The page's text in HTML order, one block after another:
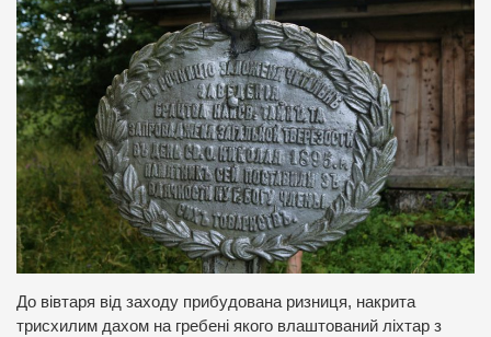
До вівтаря від заходу прибудована ризниця, накрита
трисхилим дахом на гребені якого влаштований ліхтар з